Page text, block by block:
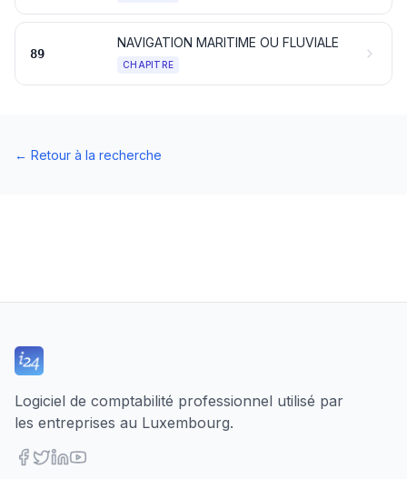
89
NAVIGATION MARITIME OU FLUVIALE
CHAPITRE
← Retour à la recherche
Logiciel de comptabilité professionnel utilisé par
les entreprises au Luxembourg.